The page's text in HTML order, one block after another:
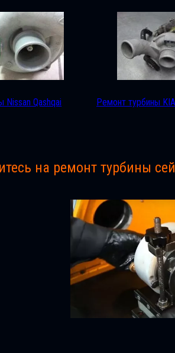
Nissan Qashqai Ремонт турбины
на ремонт турбины